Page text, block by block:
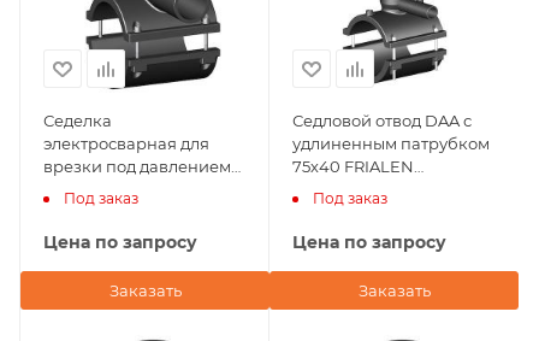
Седелка
электросварная для
врезки под давлением
75х25 NTG Plastik
(Турция)
Под заказ
Цена по запросу
Заказать
Седловой отвод DAA с
удлиненным патрубком
75х40 FRIALEN
(Германия)
Под заказ
Цена по запросу
Заказать